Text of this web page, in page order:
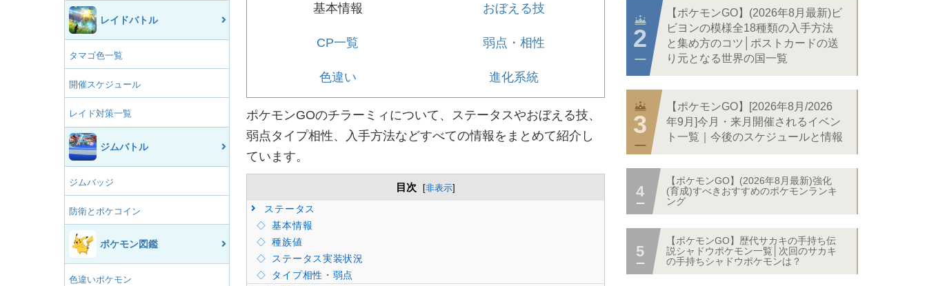
レイドバトル
タマゴ色一覧
開催スケジュール
レイド対策一覧
ジムバトル
ジムバッジ
防衛とポケコイン
ポケモン図鑑
色違いポケモン
基本情報 おぼえる技
CP一覧 弱点・相性
色違い 進化系統
ポケモンGOのチラーミィについて、ステータスやおぼえる技、
弱点タイプ相性、入手方法などすべての情報をまとめて紹介し
ています。
目次 [非表示]
ステータス
基本情報
種族値
ステータス実装状況
タイプ相性・弱点
【ポケモンGO】(2026年8月最新)ビ
ビヨンの模様全18種類の入手方法
と集め方のコツ│ポストカードの送
り元となる世界の国一覧
【ポケモンGO】[2026年8月/2026
年9月]今月・来月開催されるイベン
ト一覧｜今後のスケジュールと情報
【ポケモンGO】(2026年8月最新)強化
(育成)すべきおすすめのポケモンランキ
ング
【ポケモンGO】歴代サカキの手持ち伝
説シャドウポケモン一覧│次回のサカキ
の手持ちシャドウポケモンは？